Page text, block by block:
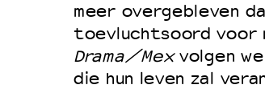
Filmprogramma’s VO/
Speciale
meer overgebleven
toevluchtsoord voor
Drama/Mexvolgen
die hun leven zal